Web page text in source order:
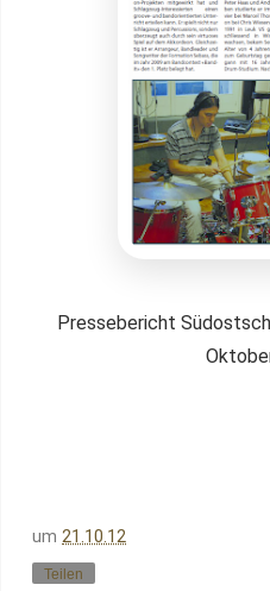
Pressebericht
um 21.10.12
Teilen